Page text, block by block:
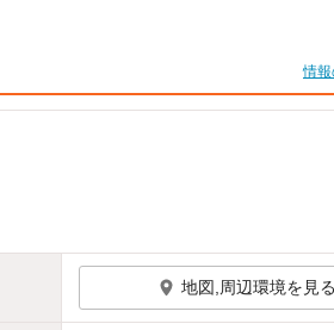
情報
地図,周辺環境を見る